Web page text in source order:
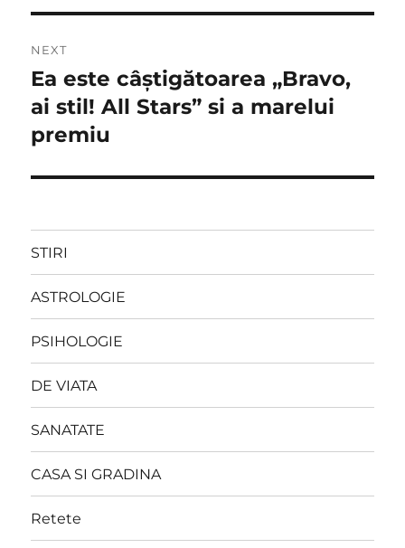
NEXT
Next
post:
Ea este câștigătoarea „Bravo,
ai stil! All Stars” si a marelui
premiu
STIRI
ASTROLOGIE
PSIHOLOGIE
DE VIATA
SANATATE
CASA SI GRADINA
Retete